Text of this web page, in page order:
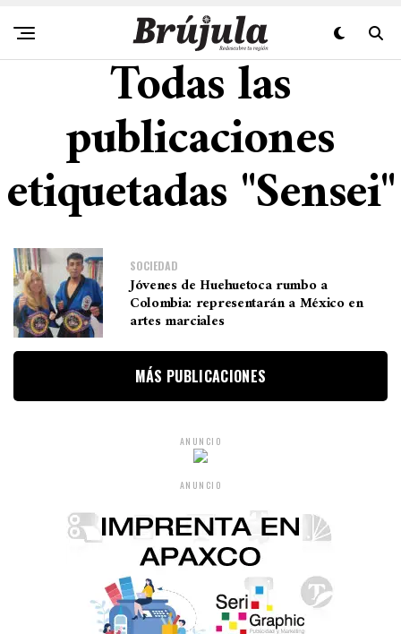
Todas las
publicaciones
etiquetadas "Sensei"
SOCIEDAD
Jóvenes de Huehuetoca rumbo a
Colombia: representarán a México en
artes marciales
MÁS PUBLICACIONES
ANUNCIO
ANUNCIO